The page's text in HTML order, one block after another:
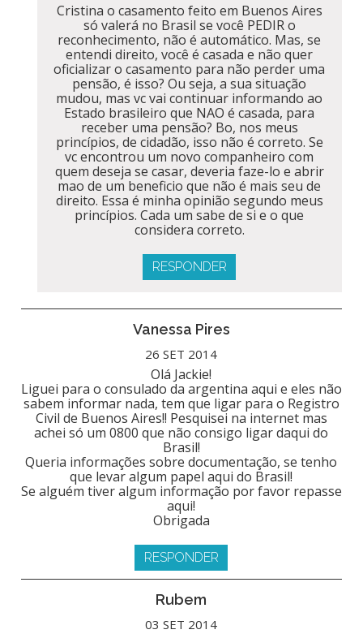
Cristina o casamento feito em Buenos Aires
só valerá no Brasil se você PEDIR o
reconhecimento, não é automático. Mas, se
entendi direito, você é casada e não quer
oficializar o casamento para não perder uma
pensão, é isso? Ou seja, a sua situação
mudou, mas vc vai continuar informando ao
Estado brasileiro que NAO é casada, para
receber uma pensão? Bo, nos meus
princípios, de cidadão, isso não é correto. Se
vc encontrou um novo companheiro com
quem deseja se casar, deveria faze-lo e abrir
mao de um beneficio que não é mais seu de
direito. Essa é minha opinião segundo meus
princípios. Cada um sabe de si e o que
considera correto.
RESPONDER
Vanessa Pires
26 SET 2014
Olá Jackie!
Liguei para o consulado da argentina aqui e eles não
sabem informar nada, tem que ligar para o Registro
Civil de Buenos Aires!! Pesquisei na internet mas
achei só um 0800 que não consigo ligar daqui do
Brasil!
Queria informações sobre documentação, se tenho
que levar algum papel aqui do Brasil!
Se alguém tiver algum informação por favor repasse
aqui!
Obrigada
RESPONDER
Rubem
03 SET 2014